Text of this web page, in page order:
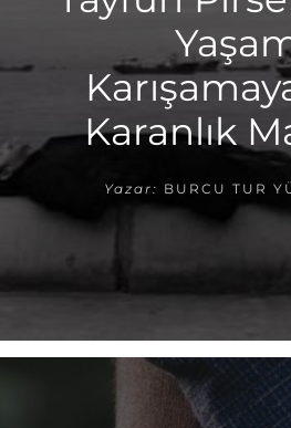
Karanlık
Yazar: BURCU TUR